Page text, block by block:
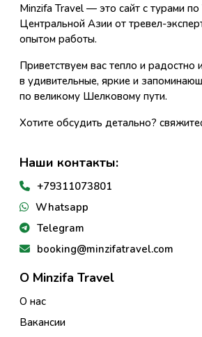
Minzifa Travel — это сайт с турами по
Центральной Азии от тревел-
опытом работы.
Приветствуем вас тепло и радостно
в удивительные, яркие и
по великому Шелковому пути.
Хотите обсудить детально?
Наши контакты:
+79311073801
Whatsapp
Telegram
booking@minzifatravel.com
О Minzifa Travel
О нас
Вакансии